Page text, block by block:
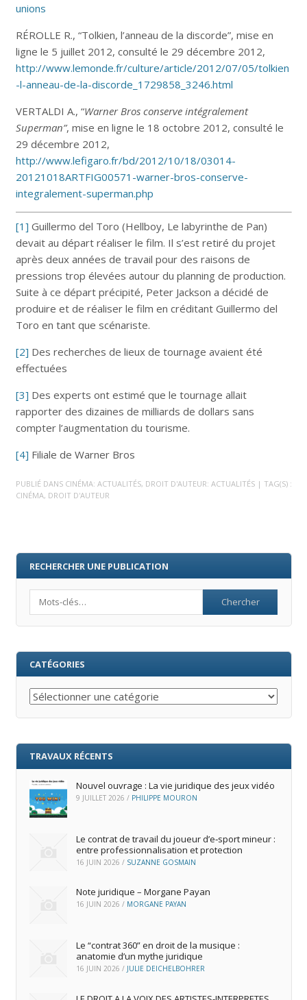
unions
RÉROLLE R., “Tolkien, l’anneau de la discorde”, mise en
ligne le 5 juillet 2012, consulté le 29 décembre 2012,
http://www.lemonde.fr/culture/article/2012/07/05/tolkien
-l-anneau-de-la-discorde_1729858_3246.html
VERTALDI A., “Warner Bros conserve intégralement
Superman”, mise en ligne le 18 octobre 2012, consulté le
29 décembre 2012,
http://www.lefigaro.fr/bd/2012/10/18/03014-
20121018ARTFIG00571-warner-bros-conserve-
integralement-superman.php
[1] Guillermo del Toro (Hellboy, Le labyrinthe de Pan)
devait au départ réaliser le film. Il s’est retiré du projet
après deux années de travail pour des raisons de
pressions trop élevées autour du planning de production.
Suite à ce départ précipité, Peter Jackson a décidé de
produire et de réaliser le film en créditant Guillermo del
Toro en tant que scénariste.
[2] Des recherches de lieux de tournage avaient été
effectuées
[3] Des experts ont estimé que le tournage allait
rapporter des dizaines de milliards de dollars sans
compter l’augmentation du tourisme.
[4] Filiale de Warner Bros
PUBLIÉ DANS CINÉMA: ACTUALITÉS, DROIT D'AUTEUR: ACTUALITÉS | TAG(S) :
CINÉMA, DROIT D'AUTEUR
RECHERCHER UNE PUBLICATION
CATÉGORIES
Catégories
TRAVAUX RÉCENTS
Nouvel ouvrage : La vie juridique des jeux vidéo
9 JUILLET 2026 / PHILIPPE MOURON
Le contrat de travail du joueur d’e‑sport mineur :
entre professionnalisation et protection
16 JUIN 2026 / SUZANNE GOSMAIN
Note juridique – Morgane Payan
16 JUIN 2026 / MORGANE PAYAN
Le “contrat 360” en droit de la musique :
anatomie d’un mythe juridique
16 JUIN 2026 / JULIE DEICHELBOHRER